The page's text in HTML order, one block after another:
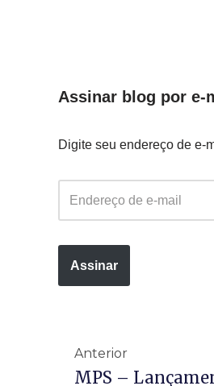
Assinar blog por e-
Digite seu endereço de e-
Assinar
Anterior